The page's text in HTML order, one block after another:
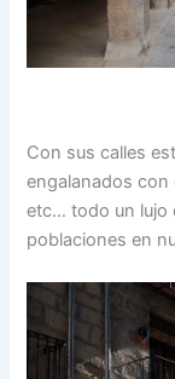
Con sus calles
engalanados con
etc… todo un lujo
poblaciones en